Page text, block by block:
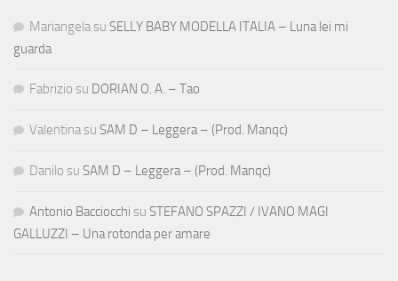
Mariangela su SELLY BABY MODELLA ITALIA – Luna lei mi
guarda
Fabrizio su DORIAN O. A. – Tao
Valentina su SAM D – Leggera – (Prod. Manqc)
Danilo su SAM D – Leggera – (Prod. Manqc)
Antonio Bacciocchi su STEFANO SPAZZI / IVANO MAGI
GALLUZZI – Una rotonda per amare